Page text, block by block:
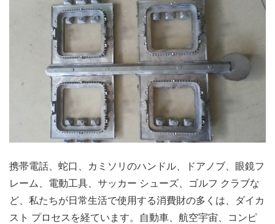
携帯電話、蛇口、カミソリのハンドル、ドアノブ、眼鏡フ
レーム、電動工具、サッカー シューズ、ゴルフ クラブな
ど、私たちが日常生活で使用する消費財の多くは、ダイカ
スト プロセスを経ています。自動車、航空宇宙、コンピ